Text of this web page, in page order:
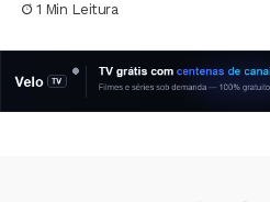
1 Min Leitura